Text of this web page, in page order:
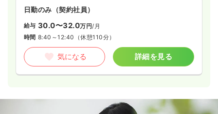
日勤のみ（契約社員）
給与 30.0〜32.0万円/月
時間 8:40～12:40 （休憩110分）
気になる 詳細を見る